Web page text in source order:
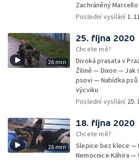
Zachráněný Marcello
Poslední vysílání1.
26 min
25. října 2020
Chcete mě?
Divoká prasata v
Žilině — Dixon — Jak
psovi — Nabídka
výcviku
Poslední vysílání 25.
26 min
18. října 2020
Chcete mě?
Slepice bez klece —
Nemocnice Káhira